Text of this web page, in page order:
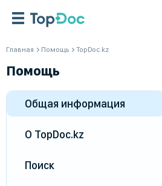
Главная Помощь TopDoc.kz
Помощь
Общая информация
О TopDoc.kz
Поиск